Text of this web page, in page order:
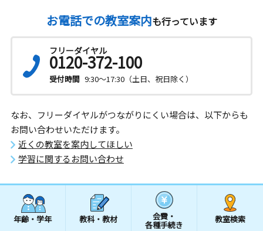
お電話での教室案内も行っています
フリーダイヤル
0120-372-100
受付時間 9:30～17:30（土日、祝日除く）
なお、フリーダイヤルがつながりにくい場合は、以下からも
お問い合わせいただけます。
近くの教室を案内してほしい
学習に関するお問い合わせ
年齢・学年 教科・教材 会費・
各種手続き
教室検索